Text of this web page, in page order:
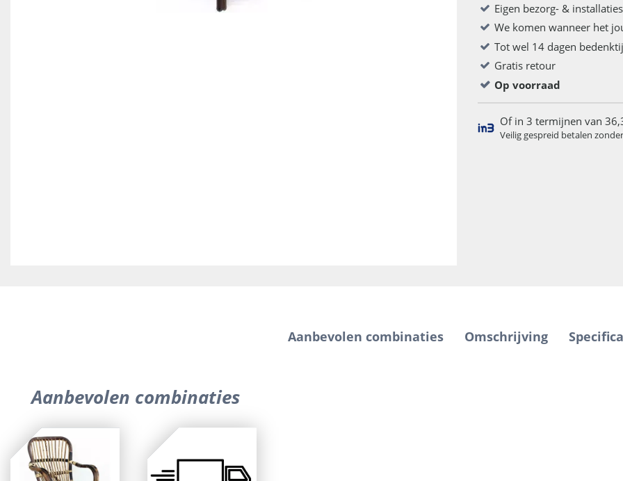
Eigen bezorg- &
We komen wanneer het
Tot wel 14 dagen
Gratis retour
Op voorraad
Of in 3 termijnen van
Veilig gespreid betalen
Aanbevolen combinaties Omschrijving
Aanbevolen combinaties